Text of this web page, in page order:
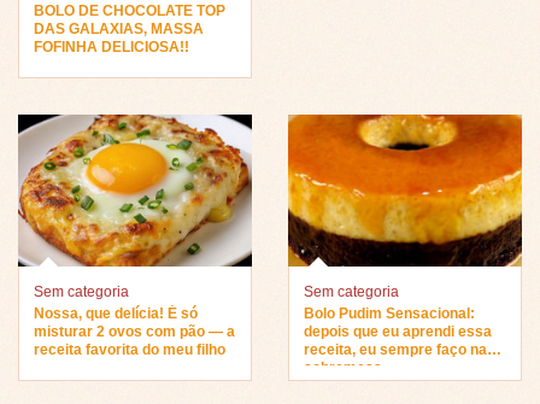
BOLO DE CHOCOLATE TOP
DAS GALAXIAS, MASSA
FOFINHA DELICIOSA!!
Sem categoria
Nossa, que delícia! É só
misturar 2 ovos com pão — a
receita favorita do meu filho
Sem categoria
Bolo Pudim Sensacional:
depois que eu aprendi essa
receita, eu sempre faço na
sobremesa…